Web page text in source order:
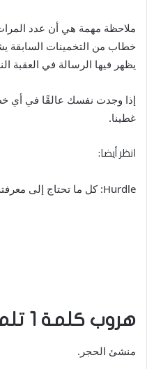
ملاحظة مهمة هي أن عدد
خطاب من التخمينات السابقة
يظهر فيها الرسالة في العقبة
إذا وجدت نفسك عالقًا في أي
غطينا.
انظر أيضا:
Hurdle: كل ما تحتاج إلى معرفته للعثور على الإجابات
هروب كلمة 1 تلميح
منشئ الحجر.